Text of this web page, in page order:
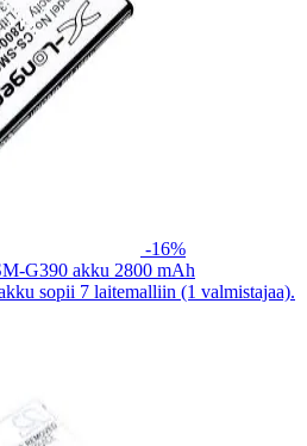
-16%
G390 akku 2800 mAh
sopii 7 laitemalliin (1 valmistajaa).